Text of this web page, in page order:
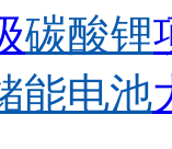
碳酸锂
能电池